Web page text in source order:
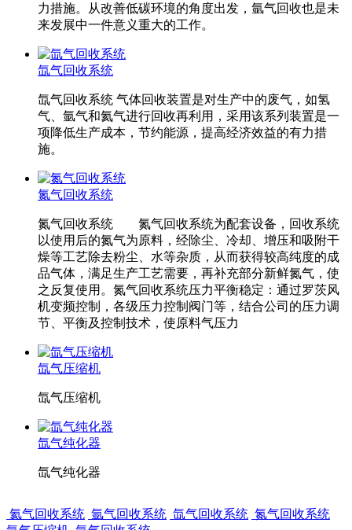
力措施。从改善低碳环境的角度出发，氩气回收也是未
来发展中一件意义重大的工作。
氙气回收系统
氙气回收系统 气体回收装置是对生产中的废气，如氢
气、氩气和氦气进行回收再利用，采用该系列装置是一
项降低生产成本，节约能源，提高经济效益的有力措
施。
氮气回收系统
氮气回收系统 氮气回收系统为配套设备，回收系统
以使用后的氮气为原料，经除尘、冷却、增压和吸附干
燥等工艺除去粉尘、水等杂质，从而获得较高纯度的成
品气体，满足生产工艺需要，再补充部分新鲜氮气，使
之反复使用。氮气回收系统压力平衡稳定：通过罗茨风
机变频控制，各级压力控制阀门等，结合公司的压力调
节、平衡及控制技术，使原料气压力
氙气压缩机
氙气压缩机
氙气纯化器
氙气纯化器
氦气回收系统 氩气回收系统 氙气回收系统 氮气回收系统